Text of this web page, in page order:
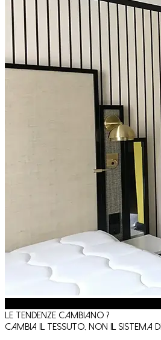
Le tendenze cambiano ?
Cambia il tessuto, non il sistema